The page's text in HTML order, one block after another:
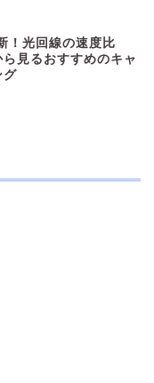
！光回線の速度比
見るおすすめのキャ
グ